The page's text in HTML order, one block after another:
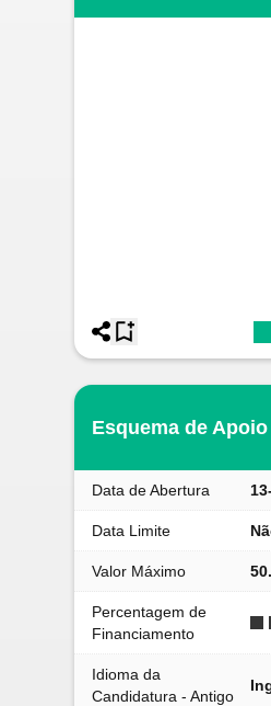
Esquema de
Data de Abertura
Data Limite
Valor Máximo
Percentagem de
Financiamento
Idioma da
Candidatura - Antigo